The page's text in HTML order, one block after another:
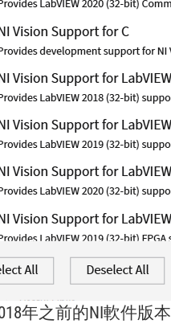
年之前的NI軟件版本